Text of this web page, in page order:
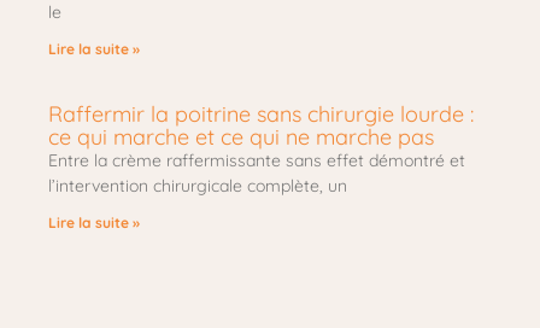
le
Lire la suite »
Raffermir la poitrine sans chirurgie lourde :
ce qui marche et ce qui ne marche pas
Entre la crème raffermissante sans effet démontré et
l’intervention chirurgicale complète, un
Lire la suite »